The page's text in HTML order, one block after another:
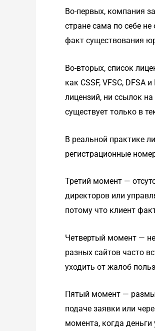
Во-первых, компания
стране сама по себе
факт существования
Во-вторых, список
как CSSF, VFSC, DFSA
лицензий, ни ссылок
существует только в
В реальной практике
регистрационные
Третий момент —
директоров или
потому что клиент
Четвертый момент —
разных сайтов часто
уходить от жалоб
Пятый момент —
подаче заявки или
момента, когда деньги